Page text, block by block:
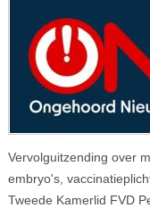
Vervolguitzending over
embryo's,
Tweede Kamerlid FVD